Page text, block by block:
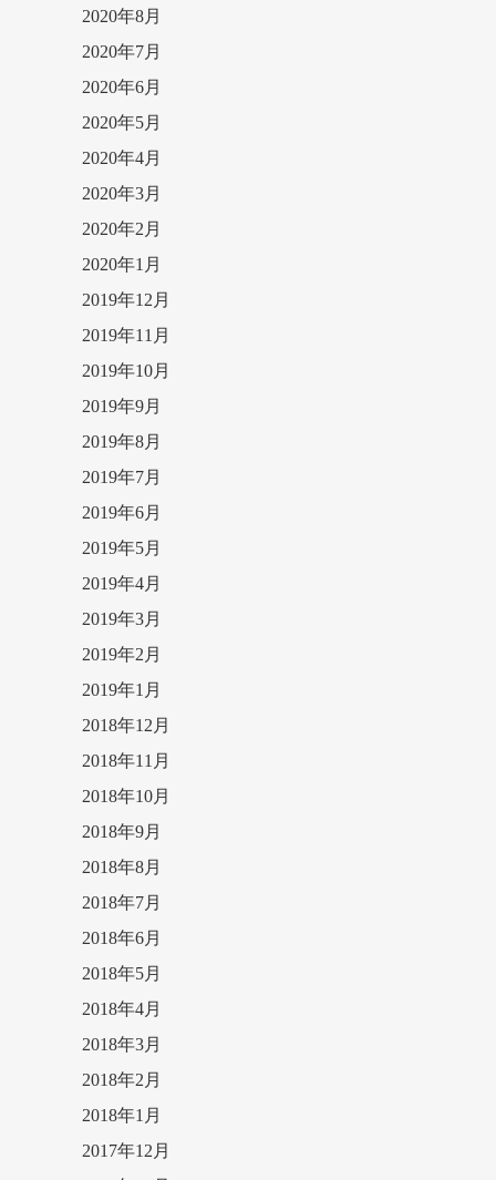
2020年8月
2020年7月
2020年6月
2020年5月
2020年4月
2020年3月
2020年2月
2020年1月
2019年12月
2019年11月
2019年10月
2019年9月
2019年8月
2019年7月
2019年6月
2019年5月
2019年4月
2019年3月
2019年2月
2019年1月
2018年12月
2018年11月
2018年10月
2018年9月
2018年8月
2018年7月
2018年6月
2018年5月
2018年4月
2018年3月
2018年2月
2018年1月
2017年12月